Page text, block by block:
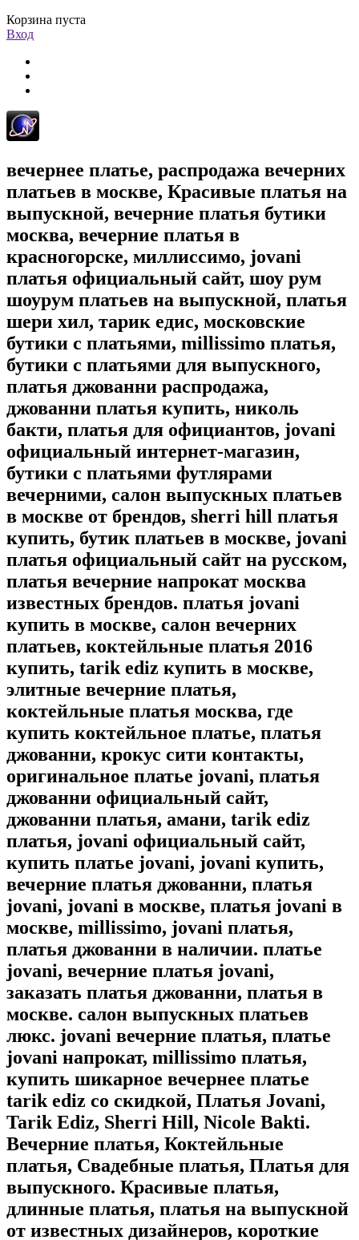
Корзина пуста
Вход
вечернее платье, распродажа вечерних
платьев в москве, Красивые платья на
выпускной, вечерние платья бутики
москва, вечерние платья в
красногорске, миллиссимо, jovani
платья официальный сайт, шоу рум
шоурум платьев на выпускной, платья
шери хил, тарик едис, московские
бутики с платьями, millissimo платья,
бутики с платьями для выпускного,
платья джованни распродажа,
джованни платья купить, николь
бакти, платья для официантов, jovani
официальный интернет-магазин,
бутики с платьями футлярами
вечерними, салон выпускных платьев
в москве от брендов, sherri hill платья
купить, бутик платьев в москве, jovani
платья официальный сайт на русском,
платья вечерние напрокат москва
известных брендов. платья jovani
купить в москве, салон вечерних
платьев, коктейльные платья 2016
купить, tarik ediz купить в москве,
элитные вечерние платья,
коктейльные платья москва, где
купить коктейльное платье, платья
джованни, крокус сити контакты,
оригинальное платье jovani, платья
джованни официальный сайт,
джованни платья, амани, tarik ediz
платья, jovani официальный сайт,
купить платье jovani, jovani купить,
вечерние платья джованни, платья
jovani, jovani в москве, платья jovani в
москве, millissimo, jovani платья,
платья джованни в наличии. платье
jovani, вечерние платья jovani,
заказать платья джованни, платья в
москве. салон выпускных платьев
люкс. jovani вечерние платья, платье
jovani напрокат, millissimo платья,
купить шикарное вечернее платье
tarik ediz со скидкой, Платья Jovani,
Tarik Ediz, Sherri Hill, Nicole Bakti.
Вечерние платья, Коктейльные
платья, Свадебные платья, Платья для
выпускного. Красивые платья,
длинные платья, платья на выпускной
от известных дизайнеров, короткие